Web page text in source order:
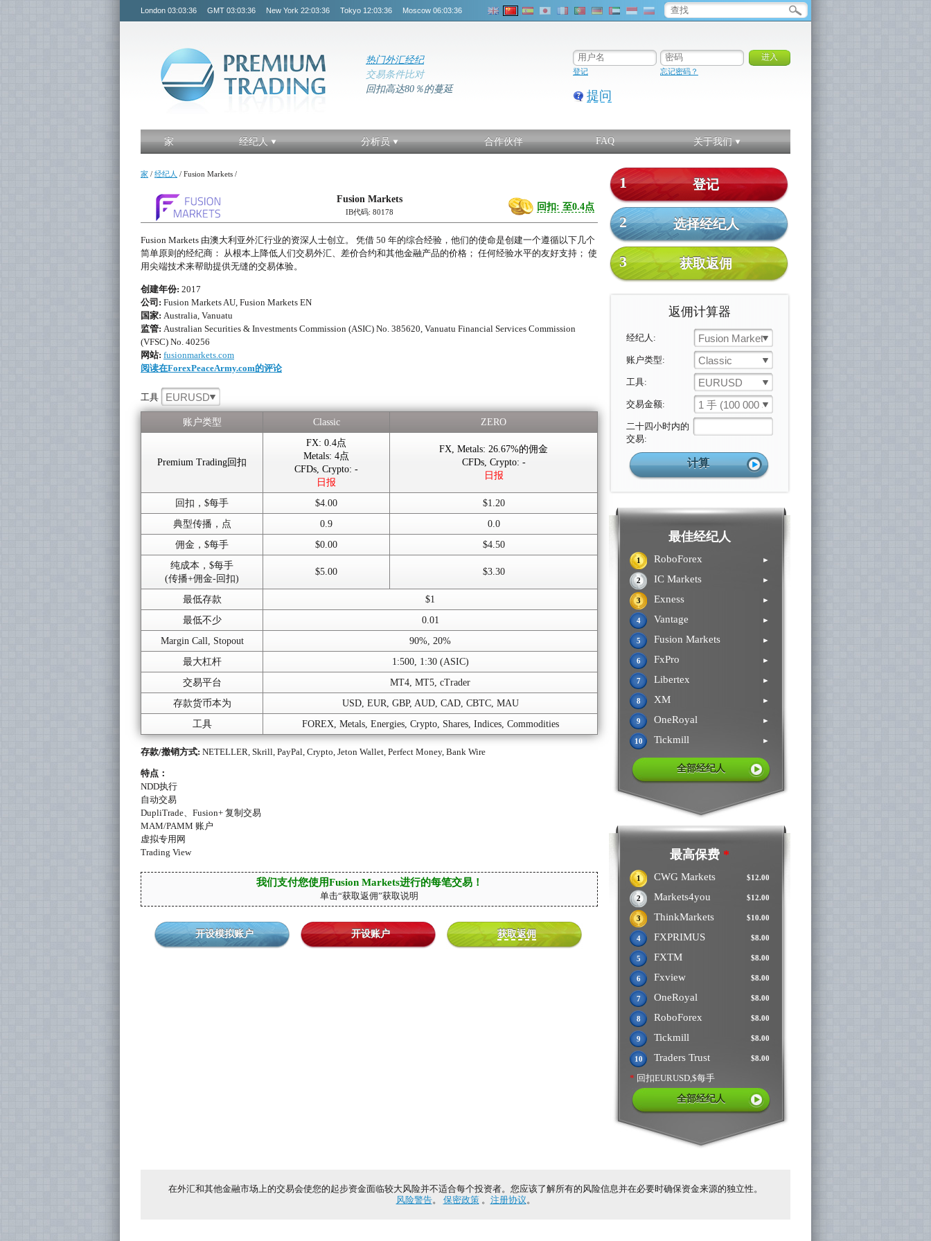
London 03:03:36 GMT 03:03:36 New York 22:03:36 Tokyo 12:03:36 Moscow 06:03:36
热门外汇经纪
交易条件比对
回扣高达80％的蔓延
登记 忘记密码？
提问
家 经纪人 分析员 合作伙伴 FAQ 关于我们
1 登记
2 选择经纪人
3 获取返佣
返佣计算器
经纪人: Fusion Markets
账户类型: Classic
工具: EURUSD
交易金额: 1 手 (100 000 单位)
二十四小时内的
交易:
最佳经纪人
1 RoboForex ►
2 IC Markets ►
3 Exness ►
4 Vantage ►
5 Fusion Markets ►
6 FxPro ►
7 Libertex ►
8 XM ►
9 OneRoyal ►
10 Tickmill ►
全部经纪人
最高保费 *
$12.00
1 CWG Markets
$12.00
2 Markets4you
$10.00
3 ThinkMarkets
$8.00
4 FXPRIMUS
$8.00
5 FXTM
$8.00
6 Fxview
$8.00
7 OneRoyal
$8.00
8 RoboForex
$8.00
9 Tickmill
$8.00
10 Traders Trust
* 回扣EURUSD,$每手
全部经纪人
家 / 经纪人 / Fusion Markets /
Fusion Markets
IB代码: 80178 回扣: 至0.4点
Fusion Markets 由澳大利亚外汇行业的资深人士创立。 凭借 50 年的综合经验，他们的使命是创建一个遵循以下几个
简单原则的经纪商： 从根本上降低人们交易外汇、差价合约和其他金融产品的价格； 任何经验水平的友好支持； 使
用尖端技术来帮助提供无缝的交易体验。
创建年份: 2017
公司: Fusion Markets AU, Fusion Markets EN
国家: Australia, Vanuatu
监管: Australian Securities & Investments Commission (ASIC) No. 385620, Vanuatu Financial Services Commission
(VFSC) No. 40256
网站: fusionmarkets.com
阅读在ForexPeaceArmy.com的评论
工具 EURUSD
账户类型 Classic ZERO
Premium Trading回扣
FX: 0.4点
Metals: 4点
CFDs, Crypto: -
日报
FX, Metals: 26.67%的佣金
CFDs, Crypto: -
日报
回扣，$每手 $4.00
$1.20
典型传播，点
0.9
0.0
佣金，$每手
$0.00
$4.50
纯成本，$每手
(传播+佣金-回扣)
$5.00 $3.30
最低存款
$1
最低不少
0.01
Margin Call, Stopout
90%, 20%
最大杠杆
1:500, 1:30 (ASIC)
交易平台
MT4, MT5, cTrader
存款货币本为
USD, EUR, GBP, AUD, CAD, CBTC, MAU
工具
FOREX, Metals, Energies, Crypto, Shares, Indices, Commodities
存款/撤销方式: NETELLER, Skrill, PayPal, Crypto, Jeton Wallet, Perfect Money, Bank Wire
特点：
NDD执行
自动交易
DupliTrade、Fusion+ 复制交易
MAM/PAMM 账户
虚拟专用网
Trading View
我们支付您使用Fusion Markets进行的每笔交易！
单击“获取返佣”获取说明
开设模拟账户 开设账户 获取返佣
在外汇和其他金融市场上的交易会使您的起步资金面临较大风险并不适合每个投资者。您应该了解所有的风险信息并在必要时确保资金来源的独立性。
风险警告。 保密政策。 注册协议。